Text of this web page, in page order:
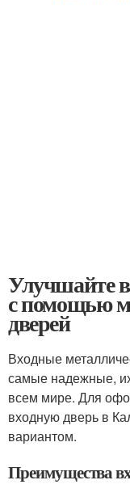
Улучшайте
с помощью
дверей
Входные
самые надежные,
всем мире. Для
входную дверь в
вариантом.
Преимущества